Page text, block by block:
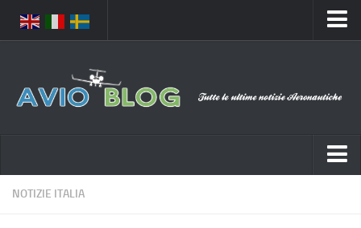
Chi Siamo
Contatti
Notizie Italia
NOTIZIE ITALIA